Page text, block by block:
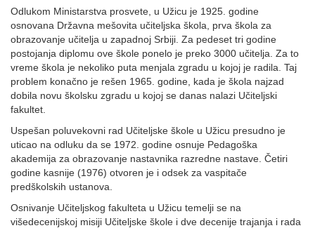
Odlukom Ministarstva prosvete, u Užicu je 1925. godine
osnovana Državna mešovita učiteljska škola, prva škola za
obrazovanje učitelja u zapadnoj Srbiji. Za pedeset tri godine
postojanja diplomu ove škole ponelo je preko 3000 učitelja. Za to
vreme škola je nekoliko puta menjala zgradu u kojoj je radila. Taj
problem konačno je rešen 1965. godine, kada je škola najzad
dobila novu školsku zgradu u kojoj se danas nalazi Učiteljski
fakultet.
Uspešan poluvekovni rad Učiteljske škole u Užicu presudno je
uticao na odluku da se 1972. godine osnuje Pedagoška
akademija za obrazovanje nastavnika razredne nastave. Četiri
godine kasnije (1976) otvoren je i odsek za vaspitače
predškolskih ustanova.
Osnivanje Učiteljskog fakulteta u Užicu temelji se na
višedecenijskoj misiji Učiteljske škole i dve decenije trajanja i rada